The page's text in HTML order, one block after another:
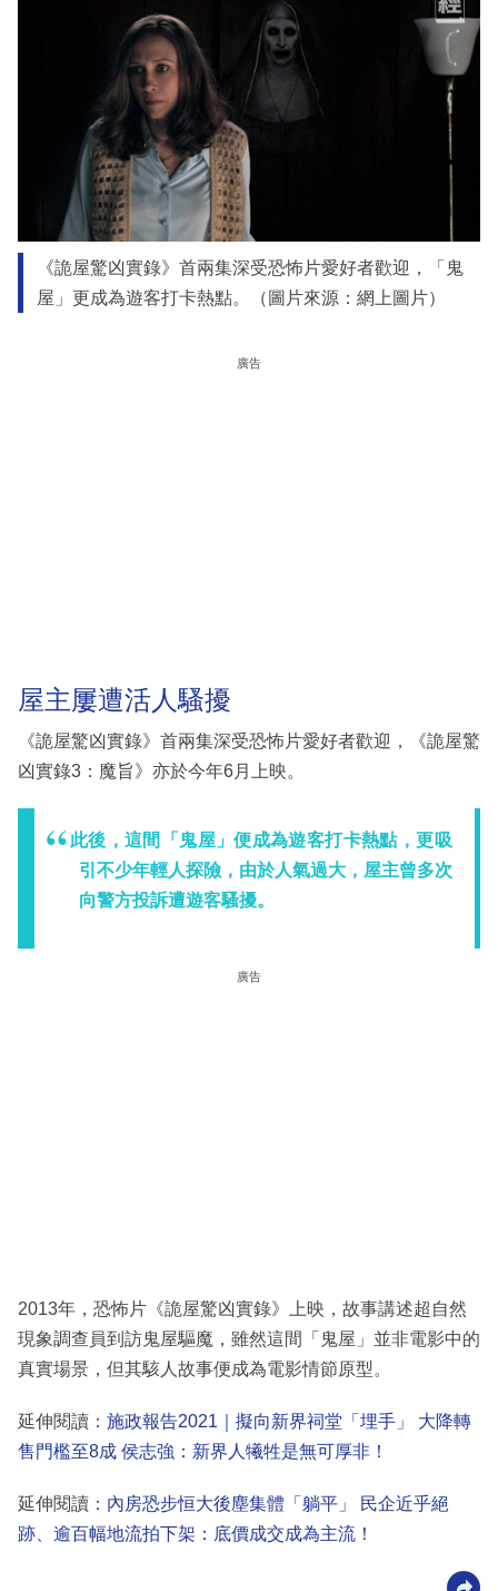
《詭屋驚凶實錄》首兩集深受恐怖片愛好者歡迎，「鬼
屋」更成為遊客打卡熱點。（圖片來源：網上圖片）
廣告
屋主屢遭活人騷擾
《詭屋驚凶實錄》首兩集深受恐怖片愛好者歡迎，《詭屋驚
凶實錄3：魔旨》亦於今年6月上映。
此後，這間「鬼屋」便成為遊客打卡熱點，更吸
引不少年輕人探險，由於人氣過大，屋主曾多次
向警方投訴遭遊客騷擾。
廣告
2013年，恐怖片《詭屋驚凶實錄》上映，故事講述超自然
現象調查員到訪鬼屋驅魔，雖然這間「鬼屋」並非電影中的
真實場景，但其駭人故事便成為電影情節原型。
延伸閱讀： 施政報告2021｜擬向新界祠堂「埋手」 大降轉
售門檻至8成 侯志強：新界人犧牲是無可厚非！
延伸閱讀： 內房恐步恒大後塵集體「躺平」 民企近乎絕
跡、逾百幅地流拍下架：底價成交成為主流！